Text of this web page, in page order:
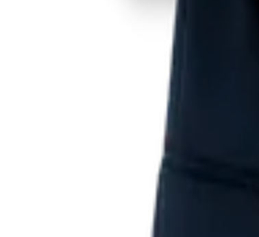
Luís Eduardo Simardi Fernandes
http://lattes.cnpq.br/3477451860563294